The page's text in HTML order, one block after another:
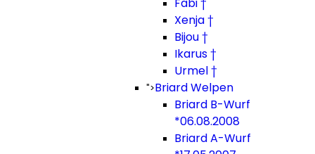
Xenja †
Bijou †
Ikarus †
Urmel †
">Briard Welpen
Briard B-Wurf
*06.08.2008
Briard A-Wurf